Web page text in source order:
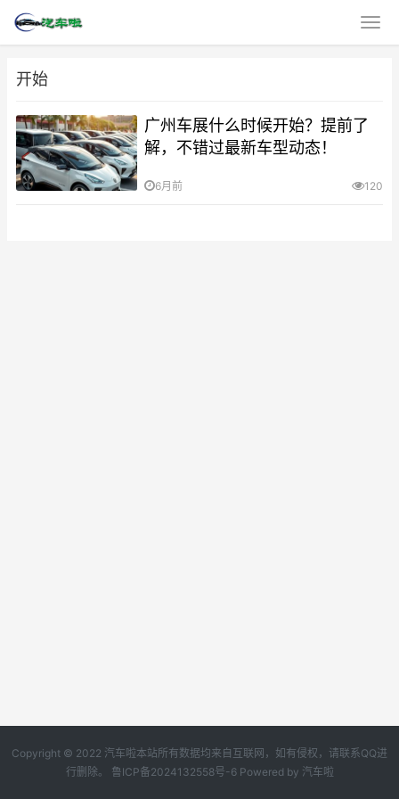
开始
广州车展什么时候开始？提前了
解，不错过最新车型动态！
6月前 120
Copyright © 2022 汽车啦本站所有数据均来自互联网，如有侵权，请联系QQ进
行删除。 鲁ICP备2024132558号-6Powered by 汽车啦